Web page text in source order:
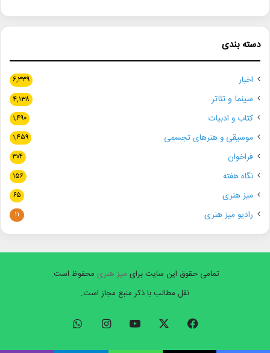
دسته بندی
اخبار ۶,۳۳۹
سینما و تئاتر ۴,۱۳۸
کتاب و ادبیات ۱,۴۹۰
موسیقی و هنرهای تجسمی ۱,۴۵۹
فراخوان ۳۰۴
نگاه هفته ۱۵۶
میز هنری ۶۵
رادیو میز هنری ۱۱
تمامی حقوق این سایت برای میز هنری محفوظ است.
نقل مطالب با ذکر منبع مجاز است.
فیسبوک ایکس یوتیوب اینستاگرام